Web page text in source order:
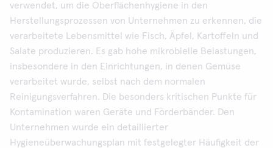
verwendet, um die Oberflächenhygiene in den
Herstellungsprozessen von Unternehmen zu erkennen, die
verarbeitete Lebensmittel wie Fisch, Äpfel, Kartoffeln und
Salate produzieren. Es gab hohe mikrobielle Belastungen,
insbesondere in den Einrichtungen, in denen Gemüse
verarbeitet wurde, selbst nach dem normalen
Reinigungsverfahren. Die besonders kritischen Punkte für
Kontamination waren Geräte und Förderbänder. Den
Unternehmen wurde ein detaillierter
Hygieneüberwachungsplan mit festgelegter Häufigkeit der